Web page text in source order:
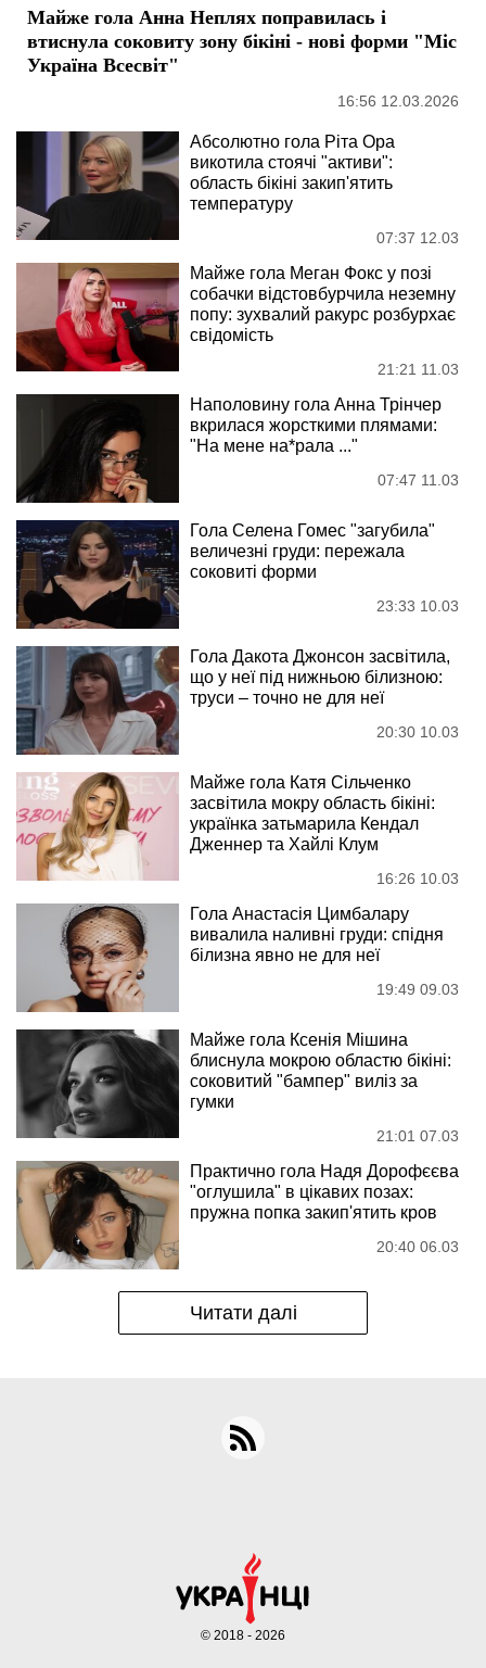
Майже гола Анна Неплях поправилась і
втиснула соковиту зону бікіні - нові форми "Міс
Україна Всесвіт"
16:56 12.03.2026
Абсолютно гола Ріта Ора
викотила стоячі "активи":
область бікіні закип'ятить
температуру
07:37 12.03
Майже гола Меган Фокс у позі
собачки відстовбурчила неземну
попу: зухвалий ракурс розбурхає
свідомість
21:21 11.03
Наполовину гола Анна Трінчер
вкрилася жорсткими плямами:
"На мене на*рала ..."
07:47 11.03
Гола Селена Гомес "загубила"
величезні груди: пережала
соковиті форми
23:33 10.03
Гола Дакота Джонсон засвітила,
що у неї під нижньою білизною:
труси – точно не для неї
20:30 10.03
Майже гола Катя Сільченко
засвітила мокру область бікіні:
українка затьмарила Кендал
Дженнер та Хайлі Клум
16:26 10.03
Гола Анастасія Цимбалару
вивалила наливні груди: спідня
білизна явно не для неї
19:49 09.03
Майже гола Ксенія Мішина
блиснула мокрою областю бікіні:
соковитий "бампер" виліз за
гумки
21:01 07.03
Практично гола Надя Дорофєєва
"оглушила" в цікавих позах:
пружна попка закип'ятить кров
20:40 06.03
Читати далі
© 2018 - 2026